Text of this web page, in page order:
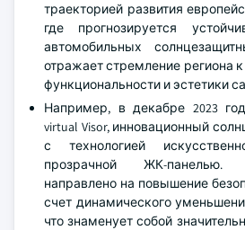
траекторией развития
где прогнозируется
автомобильных
отражает стремление региона
функциональности и эстетики
Например, в декабре 2023
virtual Visor, инновационный
с технологией
прозрачной ЖК-
направлено на повышение
счет динамического
что знаменует собой